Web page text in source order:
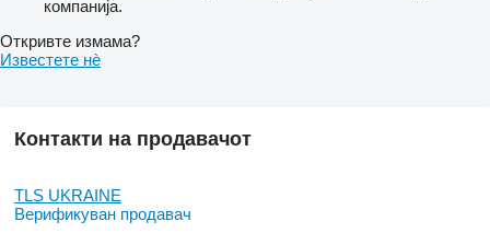
компанија.
Откривте измама?
Известете нѐ
Контакти на продавачот
TLS UKRAINE
Верификуван продавач